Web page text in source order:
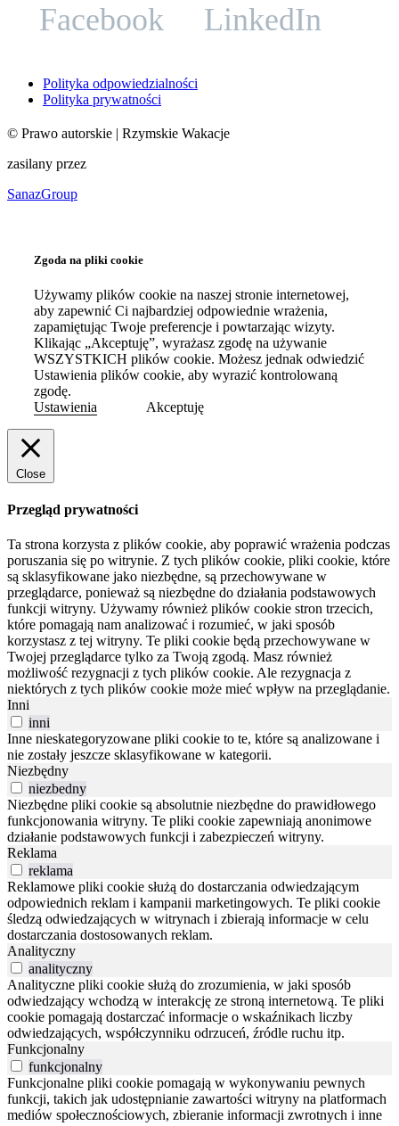
Facebook LinkedIn
Polityka odpowiedzialności
Polityka prywatności
© Prawo autorskie | Rzymskie Wakacje
zasilany przez
SanazGroup
Zgoda na pliki cookie
Używamy plików cookie na naszej stronie internetowej,
aby zapewnić Ci najbardziej odpowiednie wrażenia,
zapamiętując Twoje preferencje i powtarzając wizyty.
Klikając „Akceptuję”, wyrażasz zgodę na używanie
WSZYSTKICH plików cookie. Możesz jednak odwiedzić
Ustawienia plików cookie, aby wyrazić kontrolowaną
zgodę.
Ustawienia
Akceptuję
Close
Przegląd prywatności
Ta strona korzysta z plików cookie, aby poprawić wrażenia podczas
poruszania się po witrynie. Z tych plików cookie, pliki cookie, które
są sklasyfikowane jako niezbędne, są przechowywane w
przeglądarce, ponieważ są niezbędne do działania podstawowych
funkcji witryny. Używamy również plików cookie stron trzecich,
które pomagają nam analizować i rozumieć, w jaki sposób
korzystasz z tej witryny. Te pliki cookie będą przechowywane w
Twojej przeglądarce tylko za Twoją zgodą. Masz również
możliwość rezygnacji z tych plików cookie. Ale rezygnacja z
niektórych z tych plików cookie może mieć wpływ na przeglądanie.
Inni
inni
Inne nieskategoryzowane pliki cookie to te, które są analizowane i
nie zostały jeszcze sklasyfikowane w kategorii.
Niezbędny
niezbedny
Niezbędne pliki cookie są absolutnie niezbędne do prawidłowego
funkcjonowania witryny. Te pliki cookie zapewniają anonimowe
działanie podstawowych funkcji i zabezpieczeń witryny.
Reklama
reklama
Reklamowe pliki cookie służą do dostarczania odwiedzającym
odpowiednich reklam i kampanii marketingowych. Te pliki cookie
śledzą odwiedzających w witrynach i zbierają informacje w celu
dostarczania dostosowanych reklam.
Analityczny
analityczny
Analityczne pliki cookie służą do zrozumienia, w jaki sposób
odwiedzający wchodzą w interakcję ze stroną internetową. Te pliki
cookie pomagają dostarczać informacje o wskaźnikach liczby
odwiedzających, współczynniku odrzuceń, źródle ruchu itp.
Funkcjonalny
funkcjonalny
Funkcjonalne pliki cookie pomagają w wykonywaniu pewnych
funkcji, takich jak udostępnianie zawartości witryny na platformach
mediów społecznościowych, zbieranie informacji zwrotnych i inne